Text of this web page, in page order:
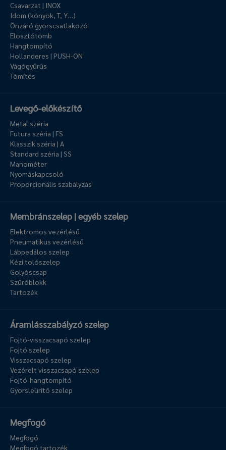
Csavarzat | INOX
Idom (könyök, T, Y…)
Önzáró gyorscsatlakozó
Elosztótömb
Hangtompító
Hollanderes | PUSH-ON
Vágógyűrűs
Tömítés
Levegő-előkészítő
Metal széria
Futura széria | FS
Klasszik széria | A
Standard széria | SS
Manométer
Nyomáskapcsoló
Proporcionális szabályzás
Membránszelep | egyéb szelep
Elektromos vezérlésű
Pneumatikus vezérlésű
Lábpedálos szelep
Kézi tolószelep
Golyóscsap
Szűrőblokk
Tartozék
Áramlásszabályzó szelep
Fojtó-visszacsapó szelep
Fojtó szelep
Visszacsapó szelep
Vezérelt visszacsapó szelep
Fojtó-hangtompító
Gyorsleürítő szelep
Megfogó
Megfogó
Megfogó tartozék